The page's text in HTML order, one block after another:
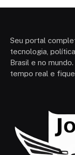
Seu portal
tecnologia,
Brasil e no
tempo real e